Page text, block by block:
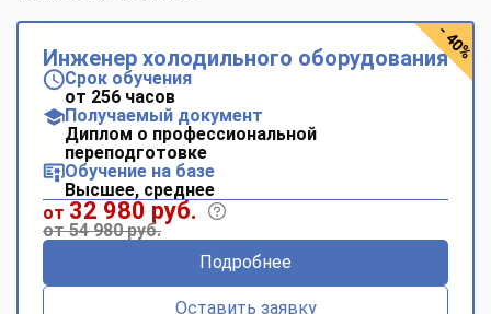
Инженер холодильного оборудования
Срок обучения
от 256 часов
Получаемый документ
Диплом о профессиональной
переподготовке
Обучение на базе
Высшее, среднее
от 32 980 руб.
от 54 980 руб.
Подробнее
Оставить заявку
- 40%